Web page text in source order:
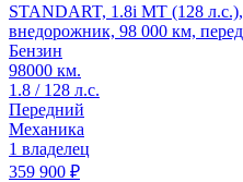
STANDART, 1.8i MT (128
внедорожник, 98 000 км,
Бензин
98000 км.
1.8 / 128 л.с.
Передний
Механика
1 владелец
359 900 ₽